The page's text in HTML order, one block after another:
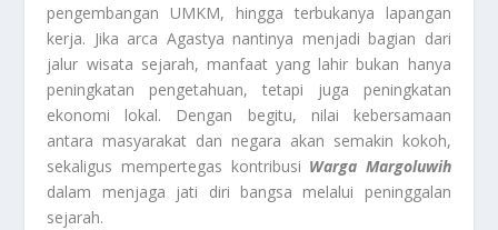
pengembangan UMKM, hingga terbukanya lapangan
kerja. Jika arca Agastya nantinya menjadi bagian dari
jalur wisata sejarah, manfaat yang lahir bukan hanya
peningkatan pengetahuan, tetapi juga peningkatan
ekonomi lokal. Dengan begitu, nilai kebersamaan
antara masyarakat dan negara akan semakin kokoh,
sekaligus mempertegas kontribusi Warga Margoluwih
dalam menjaga jati diri bangsa melalui peninggalan
sejarah.